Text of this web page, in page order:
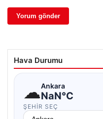
Hava Durumu
☁Ankara
NaN°C
ŞEHIR SEÇ